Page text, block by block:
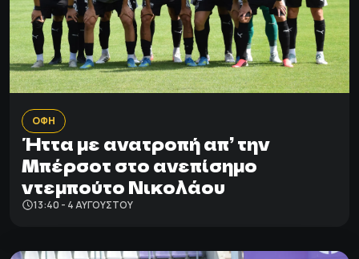
ΟΦΗ
Ήττα με ανατροπή απ’ την
Μπέρσοτ στο ανεπίσημο
ντεμπούτο Νικολάου
13:40 - 4 ΑΥΓΟΎΣΤΟΥ